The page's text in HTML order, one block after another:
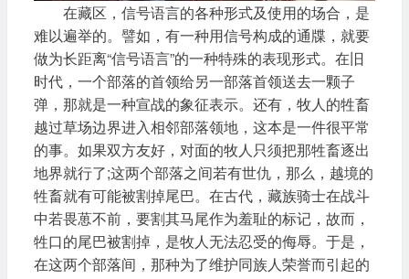
在藏区，信号语言的各种形式及使用的场合，是
难以遍举的。譬如，有一种用信号构成的通牒，就要
做为长距离“信号语言”的一种特殊的表现形式。在旧
时代，一个部落的首领给另一部落首领送去一颗子
弹，那就是一种宣战的象征表示。还有，牧人的牲畜
越过草场边界进入相邻部落领地，这本是一件很平常
的事。如果双方友好，对面的牧人只须把那牲畜逐出
地界就行了;这两个部落之间若有世仇，那么，越境的
牲畜就有可能被割掉尾巴。在古代，藏族骑士在战斗
中若畏葸不前，要割其马尾作为羞耻的标记，故而，
牲口的尾巴被割掉，是牧人无法忍受的侮辱。于是，
在这两个部落间，那种为了维护同族人荣誉而引起的